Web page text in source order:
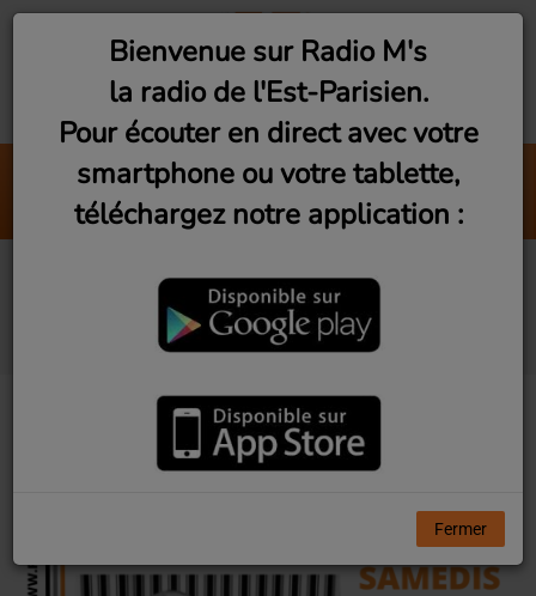
Club M's le mix by David #08
Radio M's (David)
Vu d'Ici! Ep4 - Le
Restaurant La Pêche
Bienvenue sur Radio M's
la radio de l'Est-Parisien.
Pour écouter en direct avec votre
smartphone ou votre tablette,
téléchargez notre application :
Fermer